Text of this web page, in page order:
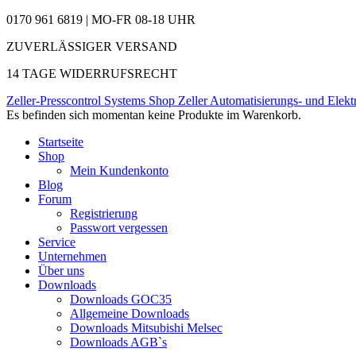
0170 961 6819 | MO-FR 08-18 UHR
ZUVERLÄSSIGER VERSAND
14 TAGE WIDERRUFSRECHT
Zeller-Presscontrol Systems Shop Zeller Automatisierungs- und
Es befinden sich momentan keine Produkte im Warenkorb.
Startseite
Shop
Mein Kundenkonto
Blog
Forum
Registrierung
Passwort vergessen
Service
Unternehmen
Über uns
Downloads
Downloads GOC35
Allgemeine Downloads
Downloads Mitsubishi Melsec
Downloads AGB`s